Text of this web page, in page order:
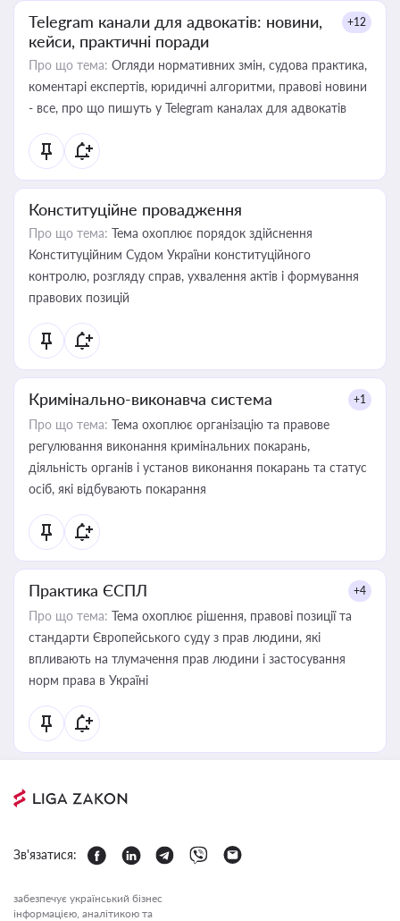
Telegram канали для адвокатів: новини,
кейси, практичні поради
+12
Про що тема: Огляди нормативних змін, судова практика,
коментарі експертів, юридичні алгоритми, правові новини
- все, про що пишуть у Telegram каналах для адвокатів
Конституційне провадження
Про що тема: Тема охоплює порядок здійснення
Конституційним Судом України конституційного
контролю, розгляду справ, ухвалення актів і формування
правових позицій
Кримінально-виконавча система +1
Про що тема: Тема охоплює організацію та правове
регулювання виконання кримінальних покарань,
діяльність органів і установ виконання покарань та статус
осіб, які відбувають покарання
Практика ЄСПЛ +4
Про що тема: Тема охоплює рішення, правові позиції та
стандарти Європейського суду з прав людини, які
впливають на тлумачення прав людини і застосування
норм права в Україні
Зв'язатися:
забезпечує український бізнес
інформацією, аналітикою та